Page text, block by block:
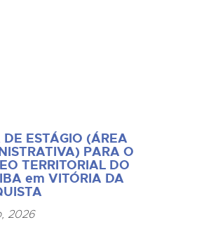
ESTÁGIO (ÁREA
PARA O
TERRITORIAL DO
em VITÓRIA DA
2026